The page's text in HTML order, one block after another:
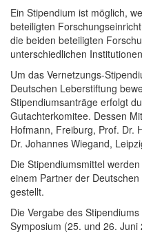
Ein Stipendium ist möglich,
beteiligten
die beiden beteiligten
unterschiedlichen
Um das Vernetzungs-
Deutschen Leberstiftung
Stipendiumsanträge erfolgt
Gutachterkomitee. Dessen
Hofmann, Freiburg, Prof. Dr.
Dr. Johannes Wiegand,
Die Stipendiumsmittel
einem Partner der
gestellt.
Die Vergabe des
Symposium (25. und 26.